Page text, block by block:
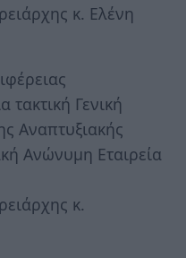
κ. Ελένη
Γενική
Αναπτυξιακής
Ανώνυμη Εταιρεία
κ.